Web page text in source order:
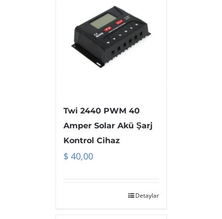
Twi 2440 PWM 40
Amper Solar Akü Şarj
Kontrol Cihaz
$40,00
Detaylar